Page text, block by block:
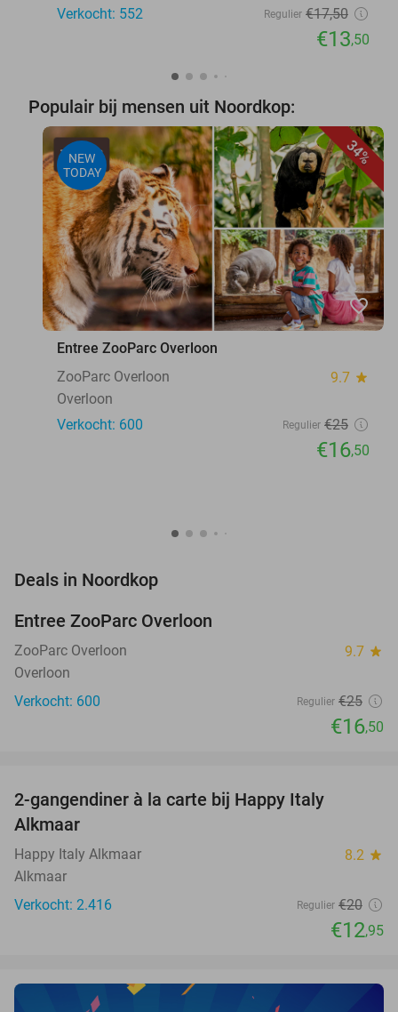
Verkocht: 552 Regulier €17,50
€13,50
Populair bij mensen uit Noordkop:
34%
NEW
TODAY
favorite_border
Entree ZooParc Overloon
ZooParc Overloon
9.7 star
Overloon
Verkocht: 600
Regulier €25
€16,50
Deals in Noordkop
TODAY
Entree ZooParc Overloon
ZooParc Overloon 9.7 star
Overloon
Verkocht: 600
Regulier €25
€16,50
2-gangendiner à la carte bij Happy Italy
Alkmaar
Happy Italy Alkmaar 8.2 star
Alkmaar
Verkocht: 2.416
Regulier €20
€12,95